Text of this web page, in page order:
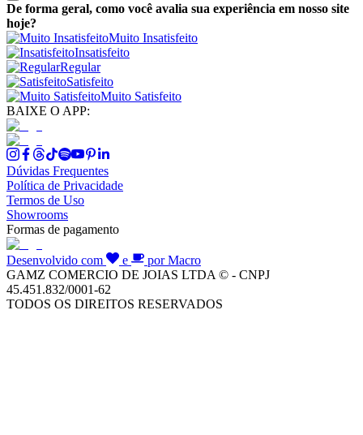
De forma geral, como você avalia sua experiência em nosso site
hoje?
Muito Insatisfeito
Insatisfeito
Regular
Satisfeito
Muito Satisfeito
BAIXE O APP:
Dúvidas Frequentes
Política de Privacidade
Termos de Uso
Showrooms
Formas de pagamento
Desenvolvido com e
por Macro
GAMZ COMERCIO DE JOIAS LTDA © - CNPJ
45.451.832/0001-62
TODOS OS DIREITOS RESERVADOS